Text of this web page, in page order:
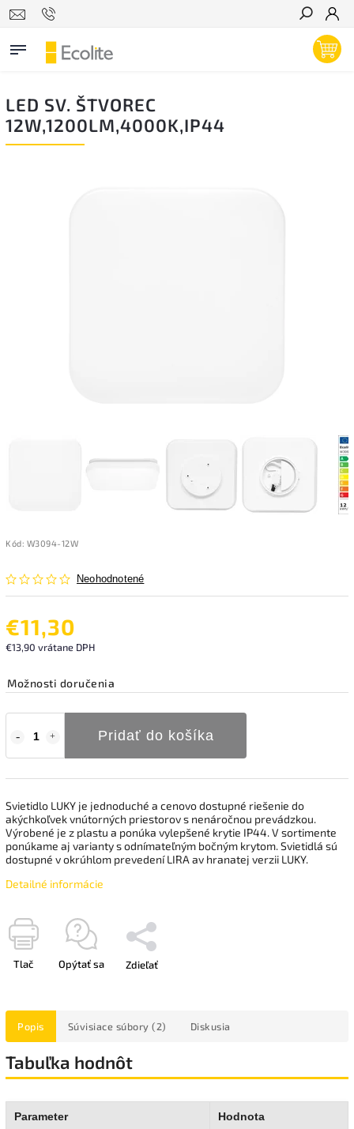
Hľadať
LED SV. ŠTVOREC
12W,1200LM,4000K,IP44
Kód: W3094-12W
Neohodnotené
€11,30
€13,90 vrátane DPH
Možnosti doručenia
Pridať do košíka
Svietidlo LUKY je jednoduché a cenovo dostupné riešenie do
akýchkoľvek vnútorných priestorov s nenáročnou prevádzkou.
Výrobené je z plastu a ponúka vylepšené krytie IP44. V sortimente
ponúkame aj varianty s odnímateľným bočným krytom. Svietidlá sú
dostupné v okrúhlom prevedení LIRA av hranatej verzii LUKY.
Detailné informácie
Tlač Opýtať sa Zdieľať
Popis Súvisiace súbory (2) Diskusia
Tabuľka hodnôt
Parameter Hodnota